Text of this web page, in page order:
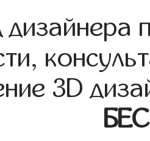
дизайнера
3D